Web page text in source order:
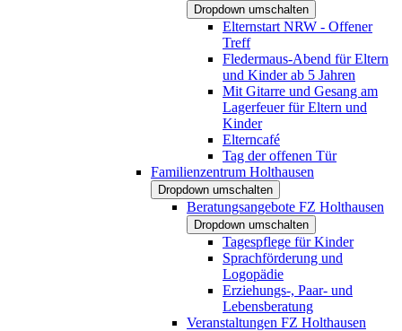
Dropdown umschalten
Elternstart NRW - Offener
Treff
Fledermaus-Abend für Eltern
und Kinder ab 5 Jahren
Mit Gitarre und Gesang am
Lagerfeuer für Eltern und
Kinder
Elterncafé
Tag der offenen Tür
Familienzentrum Holthausen
Dropdown umschalten
Beratungsangebote FZ Holthausen
Dropdown umschalten
Tagespflege für Kinder
Sprachförderung und
Logopädie
Erziehungs-, Paar- und
Lebensberatung
Veranstaltungen FZ Holthausen